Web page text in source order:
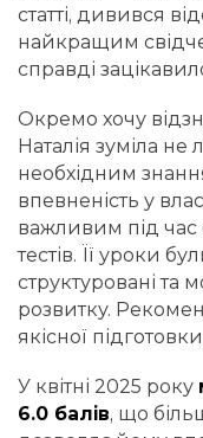
статті, дивився
найкращим
справді
Окремо хочу
Наталія зуміла
необхідним
впевненість у
важливим під
тестів. Її уроки
структуровані та
розвитку.
якісної
У квітні 2025 року
6.0 балів, що